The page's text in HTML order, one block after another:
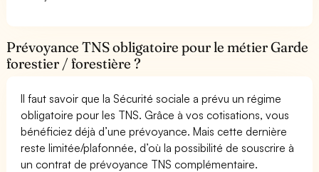
Prévoyance TNS obligatoire pour le métier Garde
forestier / forestière ?
Il faut savoir que la Sécurité sociale a prévu un régime
obligatoire pour les TNS. Grâce à vos cotisations, vous
bénéficiez déjà d’une prévoyance. Mais cette dernière
reste limitée/plafonnée, d’où la possibilité de souscrire à
un contrat de prévoyance TNS complémentaire.